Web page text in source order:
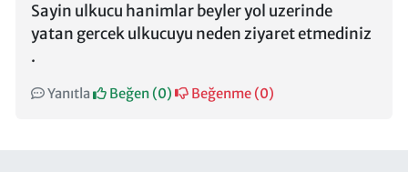
Sayin ulkucu hanimlar beyler yol uzerinde
yatan gercek ulkucuyu neden ziyaret etmediniz
.
Yanıtla Beğen (0) Beğenme (0)